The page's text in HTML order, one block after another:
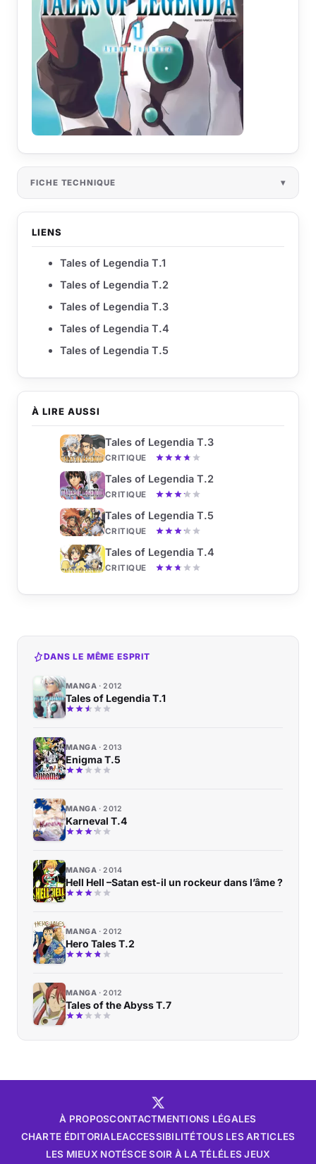
À LIRE AUSSI
Tales of Legendia T.3
CRITIQUE
Tales of Legendia T.2
CRITIQUE
Tales of Legendia T.5
CRITIQUE
Tales of Legendia T.4
CRITIQUE
FICHE TECHNIQUE
LIENS
Tales of Legendia T.1
Tales of Legendia T.2
Tales of Legendia T.3
Tales of Legendia T.4
Tales of Legendia T.5
DANS LE MÊME ESPRIT
MANGA 2012
Tales of Legendia T.1
MANGA 2013
Enigma T.5
MANGA 2012
Karneval T.4
MANGA 2014
Hell Hell –Satan est-il un rockeur dans l’âme ?
MANGA 2012
Hero Tales T.2
MANGA 2012
Tales of the Abyss T.7
À PROPOSCONTACTMENTIONS LÉGALES
CHARTE ÉDITORIALEACCESSIBILITÉTOUS LES ARTICLES
LES MIEUX NOTÉSCE SOIR À LA TÉLÉLES JEUX